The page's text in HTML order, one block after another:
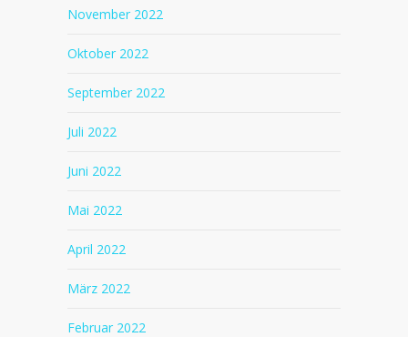
November 2022
Oktober 2022
September 2022
Juli 2022
Juni 2022
Mai 2022
April 2022
März 2022
Februar 2022